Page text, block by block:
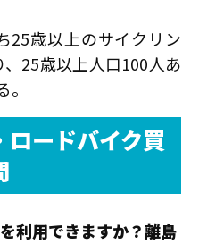
25歳以上のサイクリン
25歳以上人口100人あ
ードバイク買
利用できますか？離島